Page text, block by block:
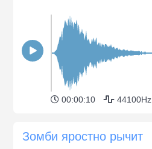
00:00:10 44100Hz
Зомби яростно рычит